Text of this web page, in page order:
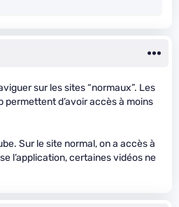
sur les sites “normaux”. Les
permettent d’avoir accès à moins
Sur le site normal, on a accès à
l’application, certaines vidéos ne